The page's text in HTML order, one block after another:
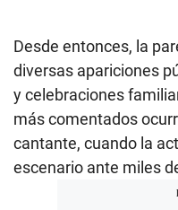
Desde entonces, la
diversas apariciones
y celebraciones
más comentados
cantante, cuando la
escenario ante miles